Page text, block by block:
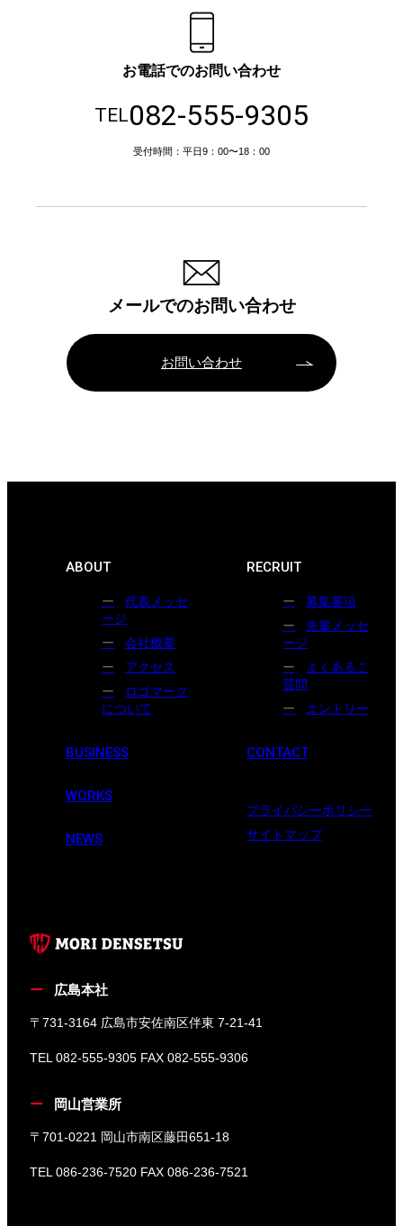
お電話でのお問い合わせ
TEL082-555-9305
受付時間：平日9：00〜18：00
メールでのお問い合わせ
お問い合わせ
ABOUT
代表メッセ
ージ
会社概要
アクセス
ロゴマーク
について
BUSINESS
WORKS
NEWS
RECRUIT
募集要項
先輩メッセ
ージ
よくあるご
質問
エントリー
CONTACT
プライバシーポリシー
サイトマップ
広島本社
〒731-3164 広島市安佐南区伴東 7-21-41
TEL 082-555-9305 FAX 082-555-9306
岡山営業所
〒701-0221 岡山市南区藤田651-18
TEL 086-236-7520 FAX 086-236-7521